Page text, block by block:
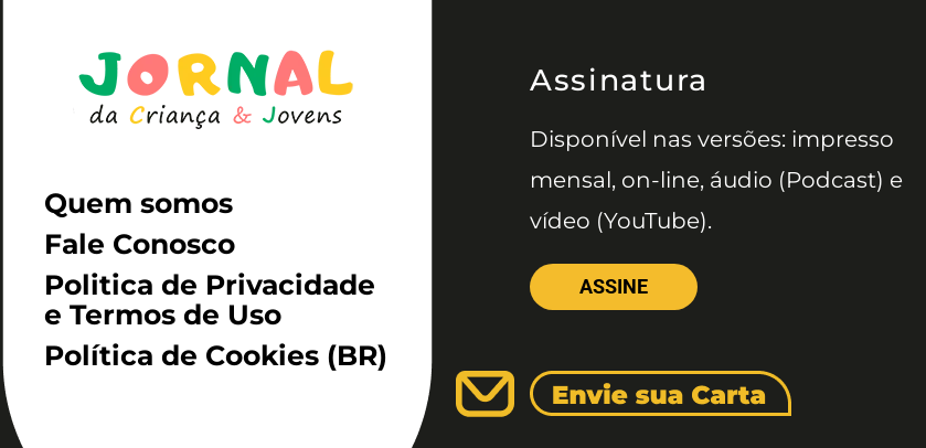
Quem somos
Fale Conosco
Politica de Privacidade
e Termos de Uso
Política de Cookies (BR)
Assinatura
Disponível nas versões: impresso
mensal, on-line, áudio (Podcast) e
vídeo (YouTube).
ASSINE